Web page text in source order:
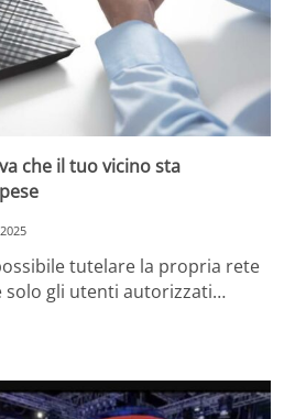
che il tuo vicino sta
tutelare la propria rete
solo gli utenti autorizzati…